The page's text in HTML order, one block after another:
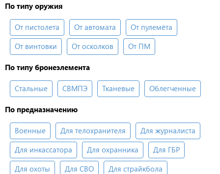
По типу оружия
От пистолета От автомата
От пулемёта
От винтовки
От осколков От ПМ
По типу бронеэлемента
Стальные СВМПЭ Тканевые Облегченные
По предназначению
Военные Для телохранителя
Для журналиста
Для инкассатора
Для охранника
Для ГБР
Для охоты
Для СВО
Для страйкбола